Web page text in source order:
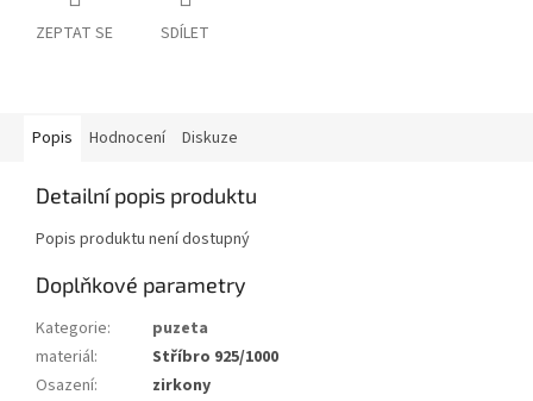
ZEPTAT SE SDÍLET
Popis Hodnocení Diskuze
Detailní popis produktu
Popis produktu není dostupný
Doplňkové parametry
Kategorie:
puzeta
materiál:
Stříbro 925/1000
Osazení:
zirkony